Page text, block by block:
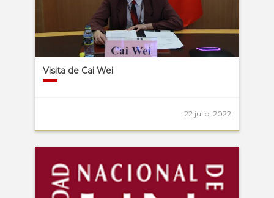
Visita de Cai Wei
22 julio, 2022